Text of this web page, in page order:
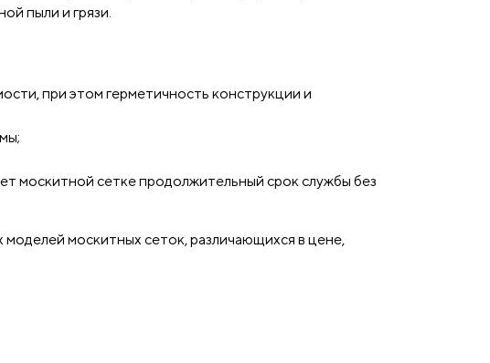
пыли и грязи.
при этом герметичность конструкции и
москитной сетке продолжительный срок службы без
москитных сеток, различающихся в цене,